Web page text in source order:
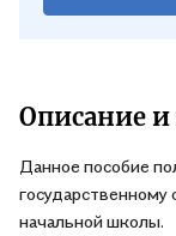
Описание и
Данное пособие
государственному
начальной школы.